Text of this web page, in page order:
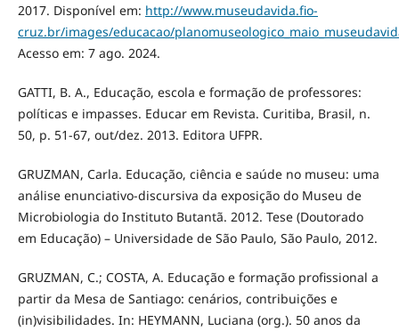
2017. Disponível em: http://www.museudavida.fio-
cruz.br/images/educacao/
Acesso em: 7 ago. 2024.
GATTI, B. A., Educação, escola e formação de professores:
políticas e impasses. Educar em Revista. Curitiba, Brasil, n.
50, p. 51-67, out/dez. 2013. Editora UFPR.
GRUZMAN, Carla. Educação, ciência e saúde no museu: uma
análise enunciativo-discursiva da exposição do Museu de
Microbiologia do Instituto Butantã. 2012. Tese (Doutorado
em Educação) – Universidade de São Paulo, São Paulo, 2012.
GRUZMAN, C.; COSTA, A. Educação e formação profissional a
partir da Mesa de Santiago: cenários, contribuições e
(in)visibilidades. In: HEYMANN, Luciana (org.). 50 anos da